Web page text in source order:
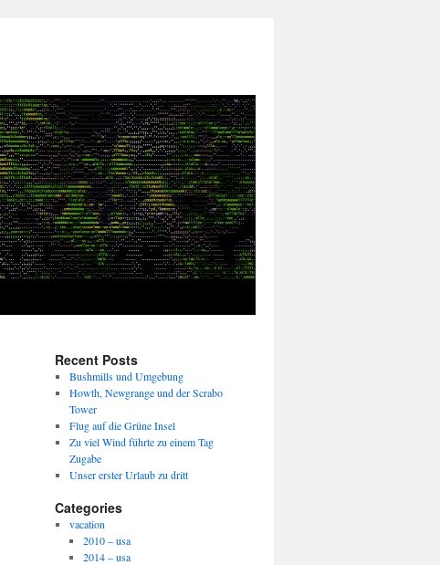
Recent Posts
Bushmills und Umgebung
Howth, Newgrange und der Scrabo
Tower
Flug auf die Grüne Insel
Zu viel Wind führte zu einem Tag
Zugabe
Unser erster Urlaub zu dritt
Categories
vacation
2010 – usa
2014 – usa